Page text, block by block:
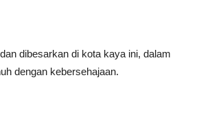
dibesarkan di kota kaya ini, dalam
dengan kebersehajaan.